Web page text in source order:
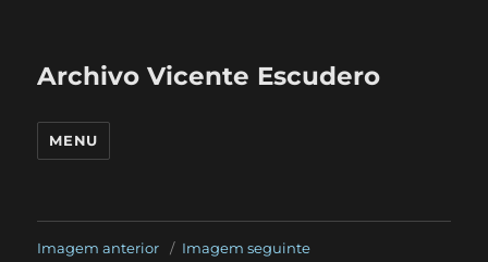
Archivo Vicente Escudero
MENU
Imagem anterior Imagem seguinte